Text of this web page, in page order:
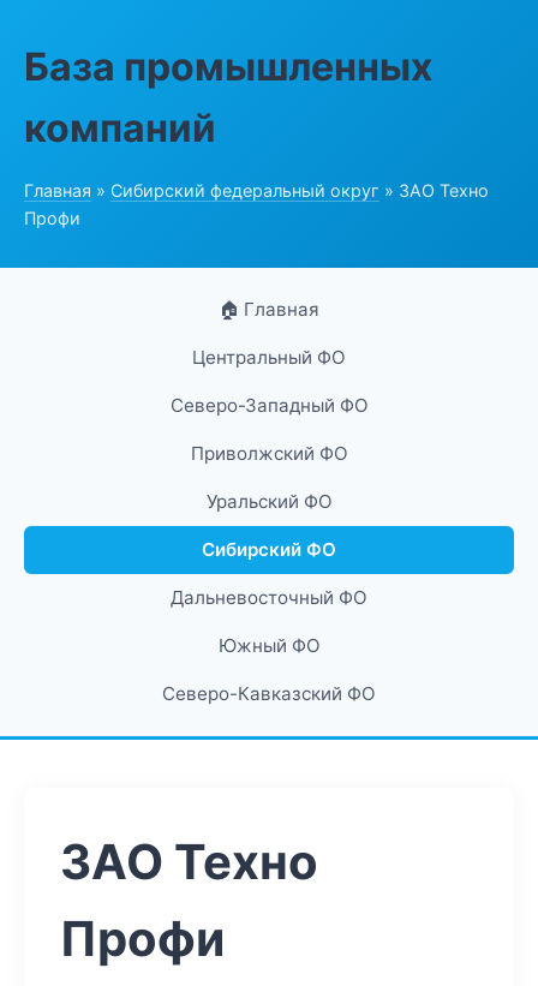
База промышленных
компаний
Главная » Сибирский федеральный округ » ЗАО Техно
Профи
🏠 Главная
Центральный ФО
Северо-Западный ФО
Приволжский ФО
Уральский ФО
Сибирский ФО
Дальневосточный ФО
Южный ФО
Северо-Кавказский ФО
ЗАО Техно
Профи